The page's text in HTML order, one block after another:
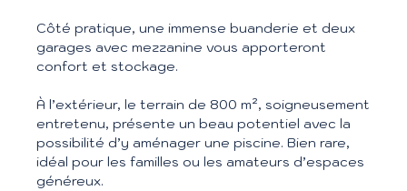
Côté pratique, une immense buanderie et deux
garages avec mezzanine vous apporteront
confort et stockage.
À l’extérieur, le terrain de 800 m², soigneusement
entretenu, présente un beau potentiel avec la
possibilité d’y aménager une piscine. Bien rare,
idéal pour les familles ou les amateurs d’espaces
généreux.